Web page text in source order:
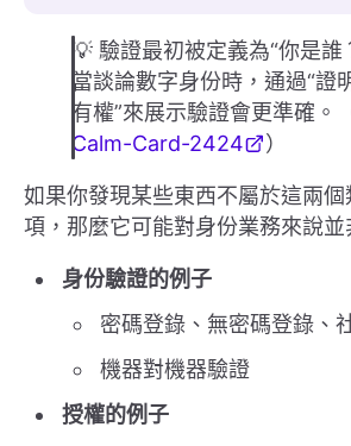
💡 驗證最初被定義為“你是誰
當談論數字身份時，通過“證
有權”來展示驗證會更準確。
Calm-Card-2424
）
如果你發現某些東西不屬於這兩
項，那麼它可能對身份業務來說並
身份驗證的例子
密碼登錄、無密碼登錄、
機器對機器驗證
授權的例子